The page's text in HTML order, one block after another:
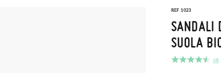
REF 1023
SANDALI
SUOLA
(8